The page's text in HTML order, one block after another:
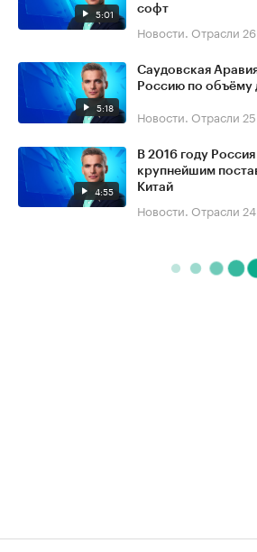
5:01
софт
Новости. Отрасли
5:18
Саудовская
Россию по объёму
Новости. Отрасли
4:55
В 2016 году
крупнейшим
Китай
Новости. Отрасли